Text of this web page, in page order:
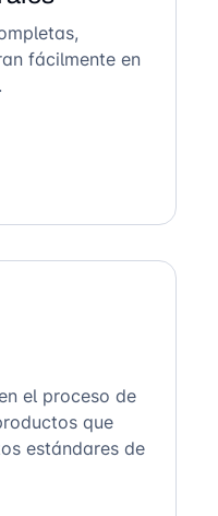
fácilmente en
el proceso de
que
estándares de